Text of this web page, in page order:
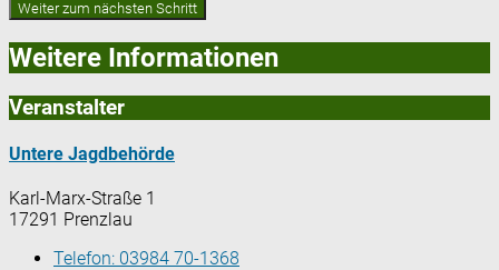
Weitere Informationen
Veranstalter
Untere Jagdbehörde
Karl-Marx-Straße 1
17291 Prenzlau
Telefon: 03984 70-1368